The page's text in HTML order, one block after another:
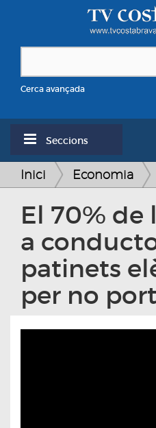
Cerca avançada
Seccions
Inici Economia
El 70% de
a
patinets
per no